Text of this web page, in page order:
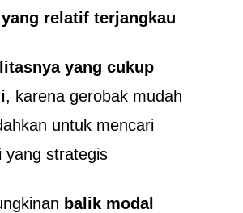
relatif terjangkau
yang cukup
, karena gerobak mudah
untuk mencari
yang strategis
balik modal